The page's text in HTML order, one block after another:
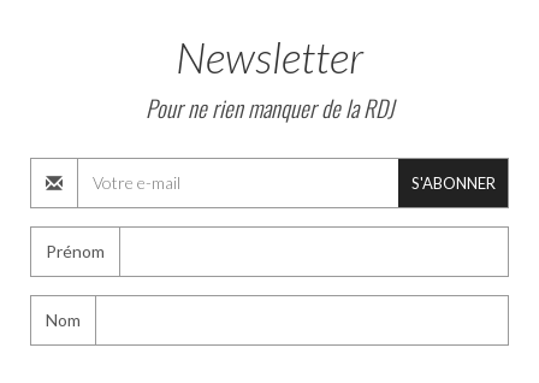
Newsletter
Pour ne rien manquer de la RDJ
S'ABONNER
Prénom
Nom